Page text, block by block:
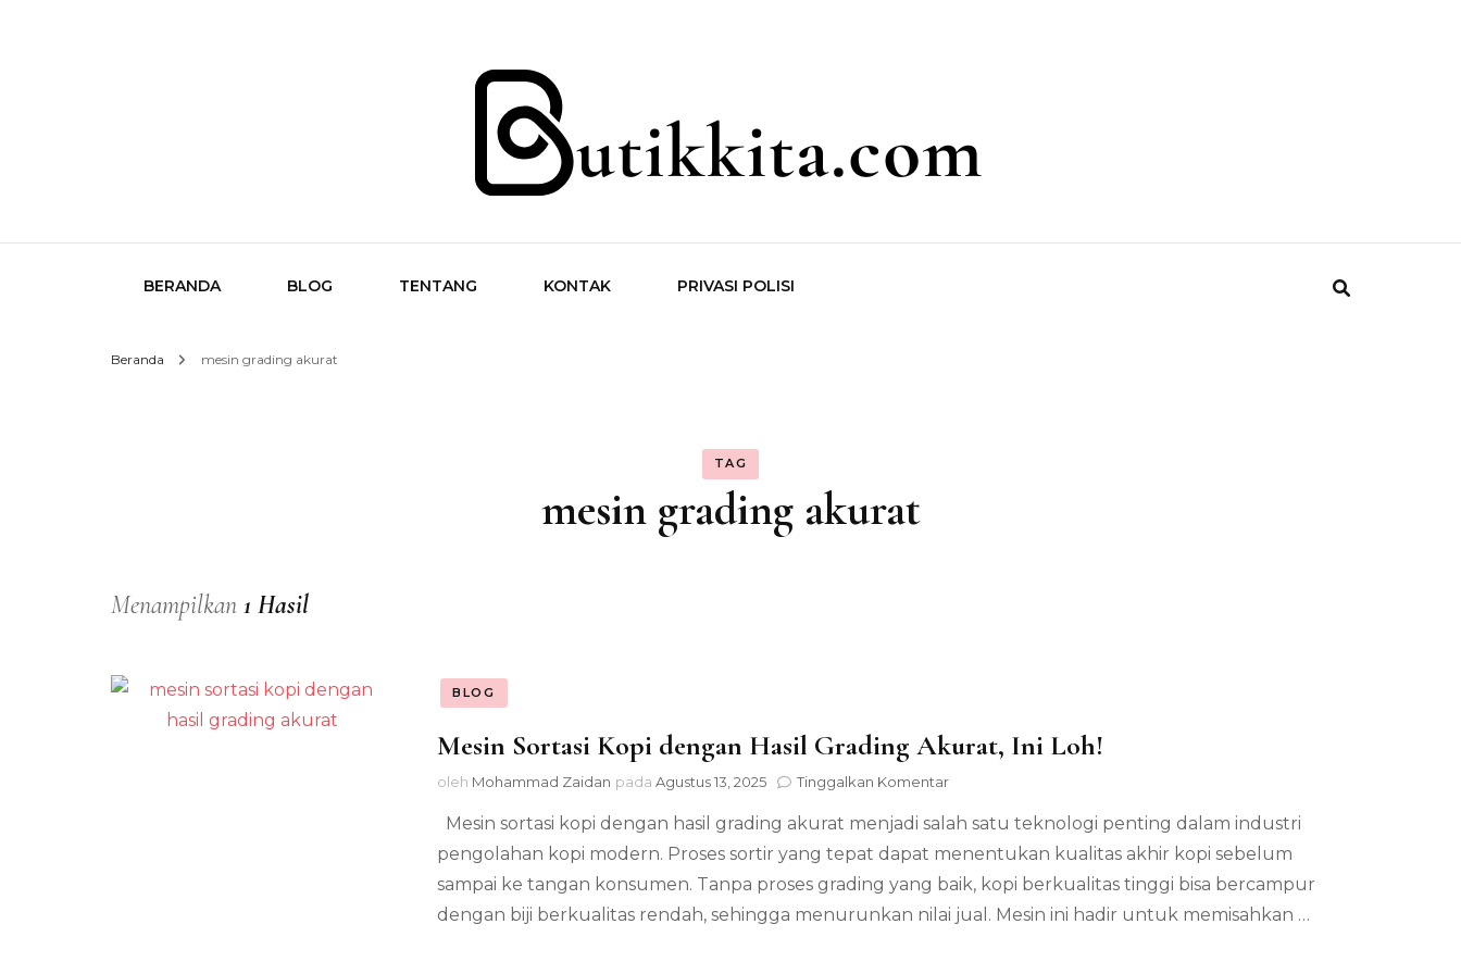
butikkita.com
BERANDA BLOG TENTANG KONTAK PRIVASI POLISI
Beranda mesin grading akurat
TAG
mesin grading akurat
Menampilkan 1 Hasil
BLOG
Mesin Sortasi Kopi dengan Hasil Grading Akurat, Ini Loh!
oleh Mohammad Zaidan pada Agustus 13, 2025 Tinggalkan Komentarpada
Sortasi
Kopi
Hasil
Grading
Mesin sortasi kopi dengan hasil grading akurat menjadi salah satu teknologi penting dalam industri
pengolahan kopi modern. Proses sortir yang tepat dapat menentukan kualitas akhir kopi sebelum
sampai ke tangan konsumen. Tanpa proses grading yang baik, kopi berkualitas tinggi bisa bercampur
dengan biji berkualitas rendah, sehingga menurunkan nilai jual. Mesin ini hadir untuk memisahkan …